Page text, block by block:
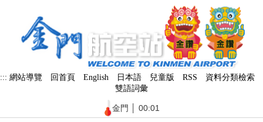
塊
::: 網站導覽 回首頁 English 日本語 兒童版 RSS
資料分類檢索
雙語詞彙
金門 00:01